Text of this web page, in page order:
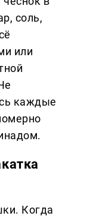
соль,
или
каждые
Когда